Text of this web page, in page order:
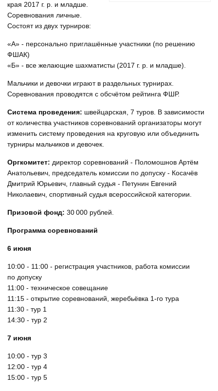
края 2017 г. р. и младше.
Соревнования личные.
Состоят из двух турниров:
«А» - персонально приглашённые участники (по решению
ФШАК)
«Б» - все желающие шахматисты (2017 г. р. и младше).
Мальчики и девочки играют в раздельных турнирах.
Соревнования проводятся с обсчётом рейтинга ФШР.
Система проведения: швейцарская, 7 туров. В зависимости
от количества участников соревнований организаторы могут
изменить систему проведения на круговую или объединить
турниры мальчиков и девочек.
Оргкомитет: директор соревнований - Поломошнов Артём
Анатольевич, председатель комиссии по допуску - Косачёв
Дмитрий Юрьевич, главный судья - Петунин Евгений
Николаевич, спортивный судья всероссийской категории.
Призовой фонд: 30 000 рублей.
Программа соревнований
6 июня
10:00 - 11:00 - регистрация участников, работа комиссии
по допуску
11:00 - техническое совещание
11:15 - открытие соревнований, жеребьёвка 1-го тура
11:30 - тур 1
14:30 - тур 2
7 июня
10:00 - тур 3
12:00 - тур 4
15:00 - тур 5